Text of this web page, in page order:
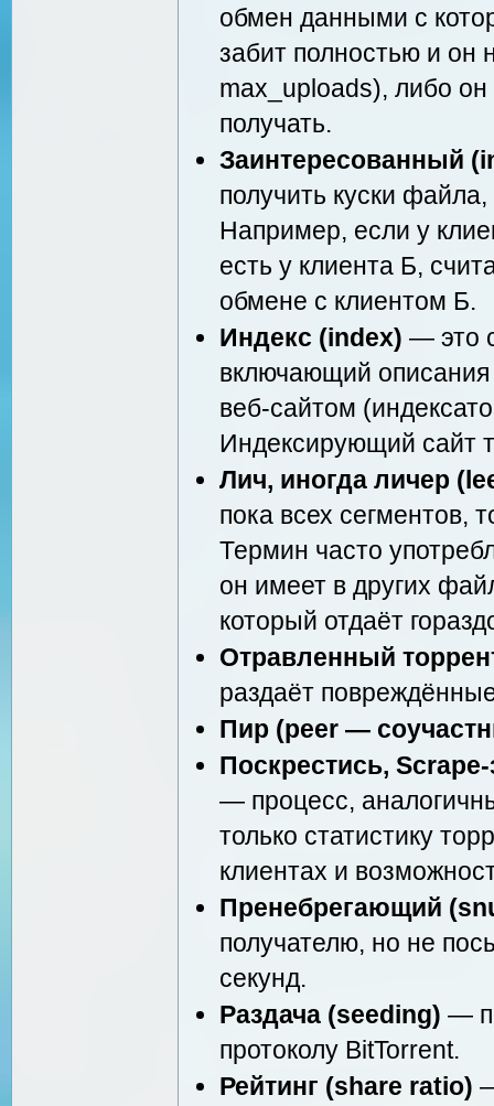
обмен данными с
забит полностью и он
max_uploads), либо
получать.
Заинтересованный
получить куски
Например, если у
есть у клиента Б,
обмене с клиентом Б.
Индекс (index) — это
включающий
веб-сайтом
Индексирующий сайт
Лич, иногда личер
пока всех сегментов,
Термин часто
он имеет в других
который отдаёт
Отравленный
раздаёт
Пир (peer —
Поскрестись,
— процесс,
только статистику
клиентах и
Пренебрегающий
получателю, но не
секунд.
Раздача (seeding) —
протоколу BitTorrent.
Рейтинг (share ratio)